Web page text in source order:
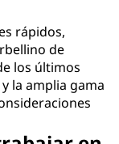
rápidos,
de
los últimos
la amplia gama